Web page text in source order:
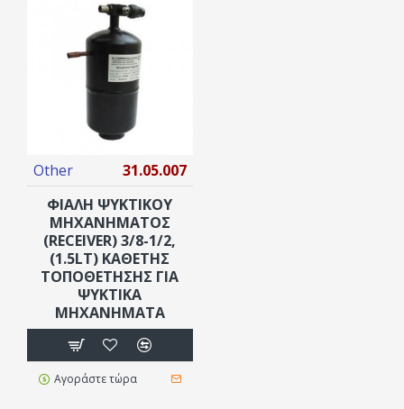
Other
31.05.007
ΦΙΆΛΗ ΨΥΚΤΙΚΟΎ
ΜΗΧΑΝΉΜΑΤΟΣ
(RECEIVER) 3/8-1/2,
(1.5LT) ΚΆΘΕΤΗΣ
ΤΟΠΟΘΈΤΗΣΗΣ ΓΙΑ
ΨΥΚΤΙΚΆ
ΜΗΧΑΝΉΜΑΤΑ
Αγοράστε τώρα